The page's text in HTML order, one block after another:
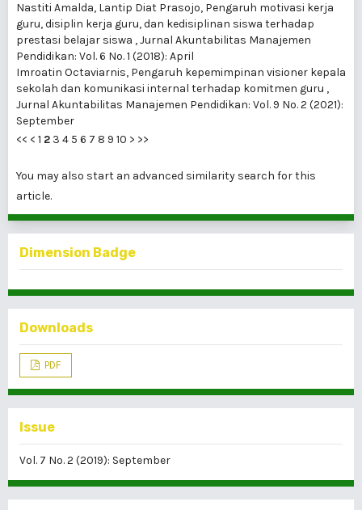
Nastiti Amalda, Lantip Diat Prasojo, Pengaruh motivasi kerja
guru, disiplin kerja guru, dan kedisiplinan siswa terhadap
prestasi belajar siswa ,Jurnal Akuntabilitas Manajemen
Pendidikan: Vol. 6 No. 1 (2018): April
Imroatin Octaviarnis, Pengaruh kepemimpinan visioner kepala
sekolah dan komunikasi internal terhadap komitmen guru ,
Jurnal Akuntabilitas Manajemen Pendidikan: Vol. 9 No. 2 (2021):
September
<< < 1 2 3 4 5 6 7 8 9 10 > >>
You may also start an advanced similarity search for this
article.
Dimension Badge
Downloads
PDF
Issue
Vol. 7 No. 2 (2019): September